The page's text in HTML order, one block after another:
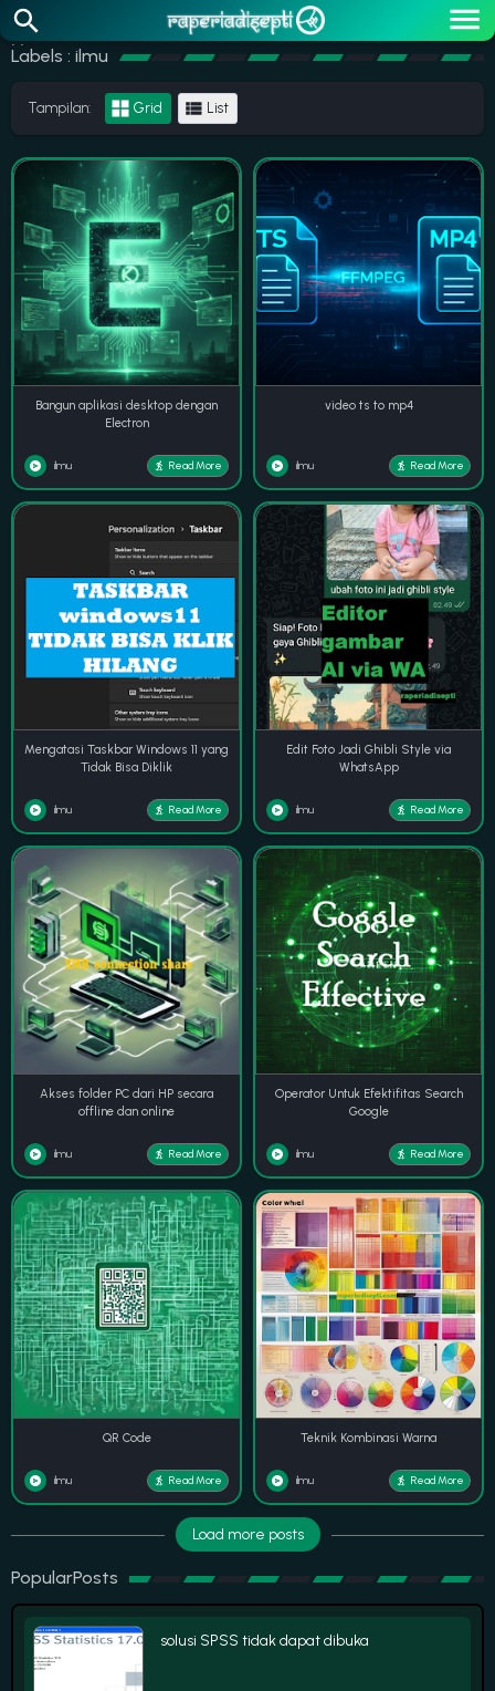
>>
Labels : ilmu
Tampilan: Grid List
Bangun aplikasi desktop dengan
Electron
ilmu Read More
video ts to mp4
ilmu Read More
Mengatasi Taskbar Windows 11 yang
Tidak Bisa Diklik
ilmu Read More
Edit Foto Jadi Ghibli Style via
WhatsApp
ilmu Read More
Akses folder PC dari HP secara
offline dan online
ilmu Read More
Operator Untuk Efektifitas Search
Google
ilmu Read More
QR Code
ilmu Read More
Teknik Kombinasi Warna
ilmu Read More
Load more posts
PopularPosts
solusi SPSS tidak dapat dibuka